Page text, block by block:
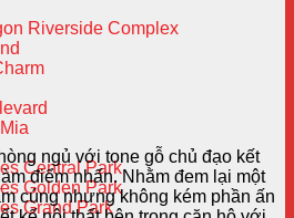
Riverside Complex
Central Park
Golden Park
Grand Park
ngủ với tone gỗ chủ đạo kết
điểm nhấn. Nhằm đem lại một
cúng nhưng không kém phần ấn